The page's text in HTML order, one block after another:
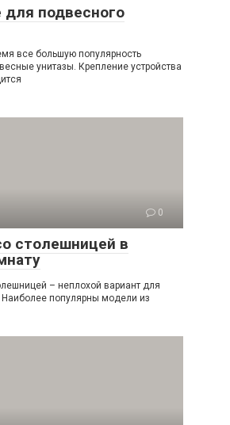
для подвесного
все большую популярность
унитазы. Крепление устройства
0
столешницей в
– неплохой вариант для
популярны модели из